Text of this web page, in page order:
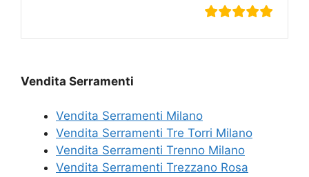
Vendita Serramenti
Vendita Serramenti Milano
Vendita Serramenti Tre Torri Milano
Vendita Serramenti Trenno Milano
Vendita Serramenti Trezzano Rosa